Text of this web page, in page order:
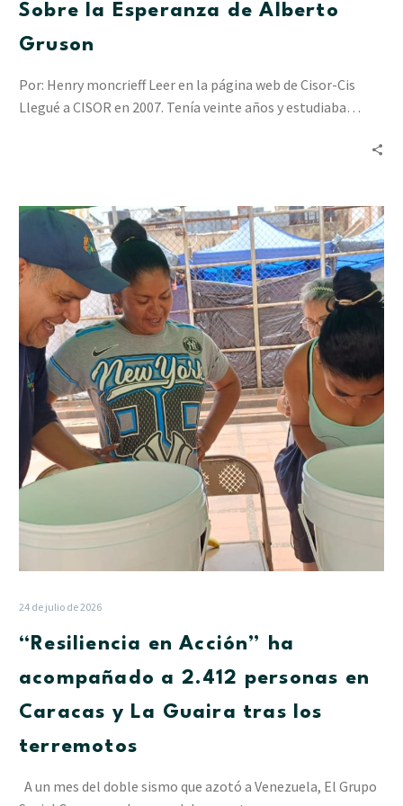
Sobre la Esperanza de Alberto
Gruson
Por: Henry moncrieff Leer en la página web de Cisor-Cis
Llegué a CISOR en 2007. Tenía veinte años y estudiaba…
“Resiliencia
en
Acción”
ha
acompañado
a
2.412
personas
en
Caracas
y
La
Guaira
tras
los
terremotos
24 de julio de 2026
“Resiliencia en Acción” ha
acompañado a 2.412 personas en
Caracas y La Guaira tras los
terremotos
A un mes del doble sismo que azotó a Venezuela, El Grupo